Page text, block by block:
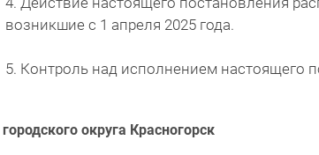
возникшие с 1 апреля 2025 года.
5. Контроль над исполнением настоящего
городского округа Красногорск